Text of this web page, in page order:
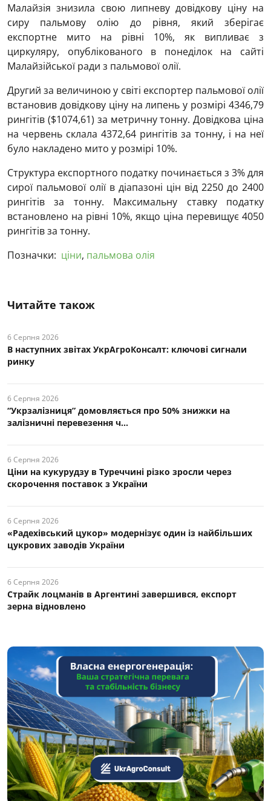
Малайзія знизила свою липневу довідкову ціну на
сиру пальмову олію до рівня, який зберігає
експортне мито на рівні 10%, як випливає з
циркуляру, опублікованого в понеділок на сайті
Малайзійської ради з пальмової олії.
Другий за величиною у світі експортер пальмової олії
встановив довідкову ціну на липень у розмірі 4346,79
рингітів ($1074,61) за метричну тонну. Довідкова ціна
на червень склала 4372,64 рингітів за тонну, і на неї
було накладено мито у розмірі 10%.
Структура експортного податку починається з 3% для
сирої пальмової олії в діапазоні цін від 2250 до 2400
рингітів за тонну. Максимальну ставку податку
встановлено на рівні 10%, якщо ціна перевищує 4050
рингітів за тонну.
Позначки: ціни, пальмова олія
Читайте також
6 Серпня 2026
В наступних звітах УкрАгроКонсалт: ключові cигнали
ринку
6 Серпня 2026
“Укрзалізниця” домовляється про 50% знижки на
залізничні перевезення ч...
6 Серпня 2026
Ціни на кукурудзу в Туреччині різко зросли через
скорочення поставок з України
6 Серпня 2026
«Радехівський цукор» модернізує один із найбільших
цукрових заводів України
6 Серпня 2026
Страйк лоцманів в Аргентині завершився, експорт
зерна відновлено